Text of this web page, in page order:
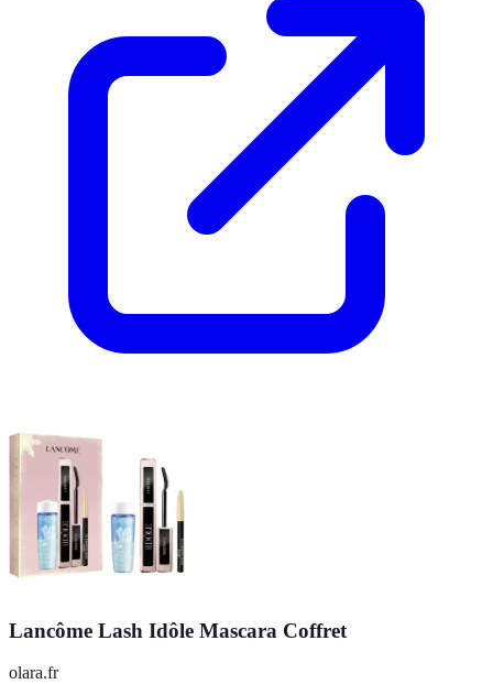
Lancôme Lash Idôle Mascara Coffret
olara.fr